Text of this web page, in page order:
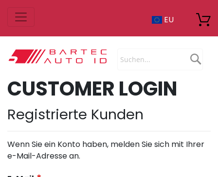
Zum
Inhalt
EU
CUSTOMER LOGIN
Registrierte Kunden
Wenn Sie ein Konto haben, melden Sie sich mit Ihrer
e-Mail-Adresse an.